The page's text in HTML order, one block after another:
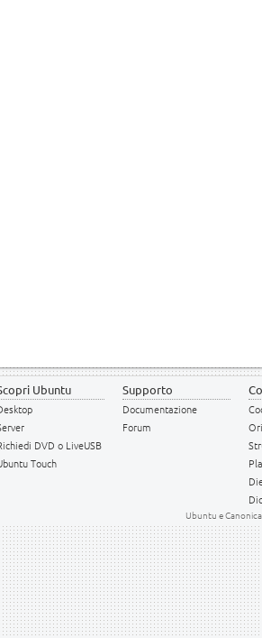
Ubuntu
DVD o LiveUSB
Touch
Supporto
Documentazione
Forum
Ubuntu e